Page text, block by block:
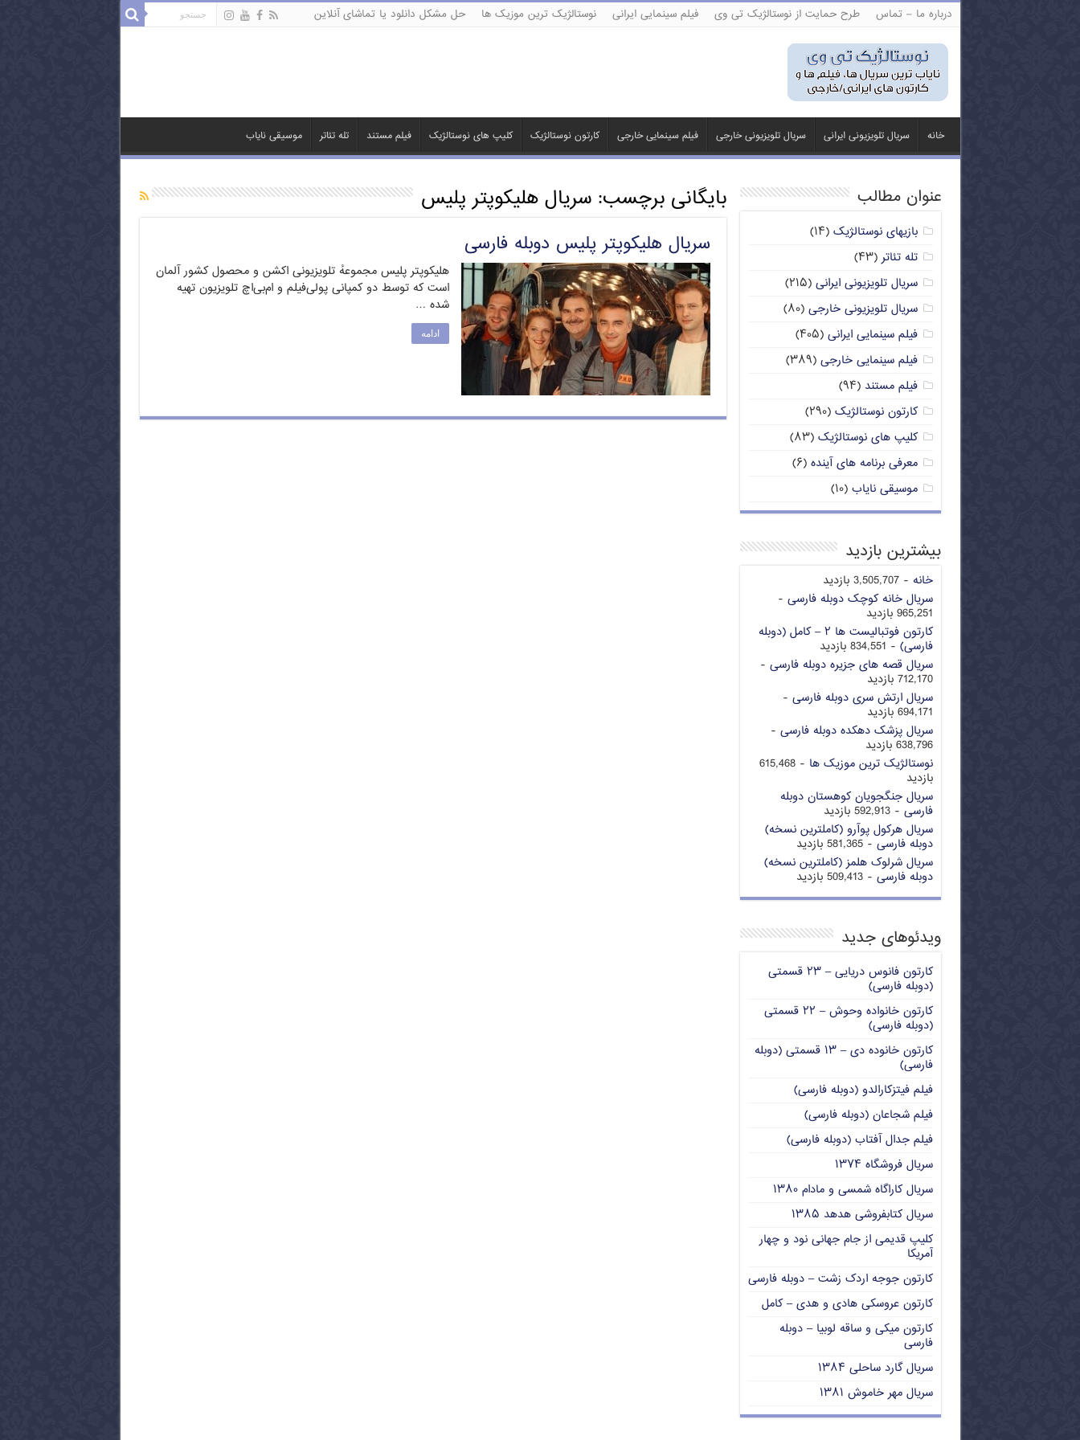
درباره ما – تماس طرح حمایت از نوستالژیک تی وی فیلم سینمایی ایرانی نوستالژیک ترین موزیک ها حل مشکل دانلود یا تماشای آنلاین
خانه سریال تلویزیونی ایرانی سریال تلویزیونی خارجی فیلم سینمایی خارجی کارتون نوستالژیک کلیپ های نوستالژیک فیلم مستند تله تئاتر موسیقی نایاب
بایگانی برچسب:سریال هلیکوپتر پلیس
سریال هلیکوپتر پلیس دوبله فارسی
هلیکوپتر پلیس مجموعهٔ تلویزیونی اکشن و محصول کشور آلمان
است که توسط دو کمپانی پولی‌فیلم و ام‌بی‌اچ تلویزیون تهیه
شده …
ادامه
عنوان مطالب
بازیهای نوستالژیک (۱۴)
تله تئاتر(۴۳)
سریال تلویزیونی ایرانی (۲۱۵)
سریال تلویزیونی خارجی (۸۰)
فیلم سینمایی ایرانی (۴۰۵)
فیلم سینمایی خارجی (۳۸۹)
فیلم مستند (۹۴)
کارتون نوستالژیک (۲۹۰)
کلیپ های نوستالژیک (۸۳)
معرفی برنامه های آینده (۶)
موسیقی نایاب (۱۰)
بیشترین بازدید
خانه - 3,505,707 بازدید
سریال خانه کوچک دوبله فارسی -
965,251 بازدید
کارتون فوتبالیست ها ۲ – کامل (دوبله
فارسی) - 834,551 بازدید
سریال قصه های جزیره دوبله فارسی -
712,170 بازدید
سریال ارتش سری دوبله فارسی -
694,171 بازدید
سریال پزشک دهکده دوبله فارسی -
638,796 بازدید
نوستالژیک ترین موزیک ها
- 615,468
بازدید
سریال جنگجویان کوهستان دوبله
فارسی - 592,913 بازدید
سریال هرکول پوآرو (کاملترین نسخه)
دوبله فارسی - 581,365 بازدید
سریال شرلوک هلمز (کاملترین نسخه)
دوبله فارسی - 509,413 بازدید
ویدئوهای جدید
کارتون فانوس دریایی – ۲۳ قسمتی
(دوبله فارسی)
کارتون خانواده وحوش – ۲۲ قسمتی
(دوبله فارسی)
کارتون خانوده دی – ۱۳ قسمتی (دوبله
فارسی)
فیلم فیتزکارالدو (دوبله فارسی)
فیلم شجاعان (دوبله فارسی)
فیلم جدال آفتاب (دوبله فارسی)
سریال فروشگاه ۱۳۷۴
سریال کاراگاه شمسی و مادام ۱۳۸۰
سریال کتابفروشی هدهد ۱۳۸۵
کلیپ قدیمی از جام جهانی نود و چهار
آمریکا
کارتون جوجه اردک زشت – دوبله فارسی
کارتون عروسکی هادی و هدی – کامل
کارتون میکی و ساقه لوبیا – دوبله
فارسی
سریال گارد ساحلی ۱۳۸۴
سریال مهر خاموش ۱۳۸۱